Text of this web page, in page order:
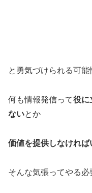
と勇気づけられる可能
何も情報発信って役に
ないとか
価値を提供しなければ
そんな気張ってやる必